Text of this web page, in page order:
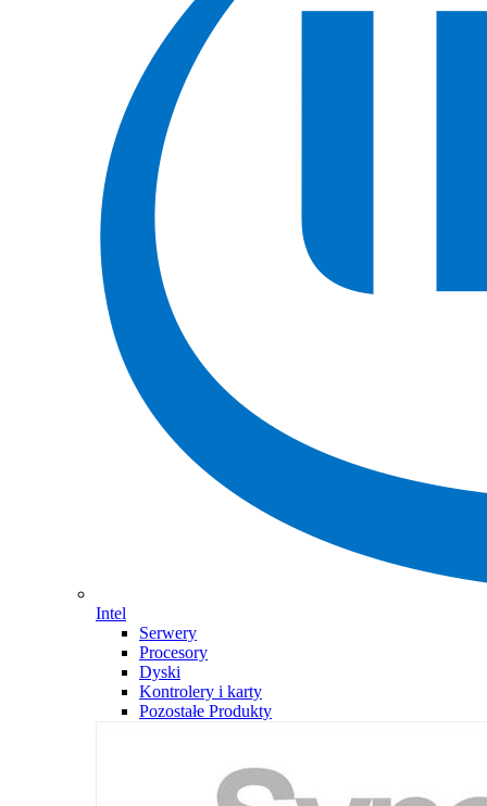
Intel
Serwery
Procesory
Dyski
Kontrolery i karty
Pozostałe Produkty